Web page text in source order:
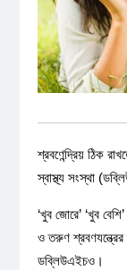
শ্রবণেন্দ্রিয় ঠিক
স্বাস্থ্য সংস্থা
‘খুব জোরে’ ‘খুব
ও তরুণ শ্রবণযন্ত্রের
ডব্লিউএইচও।